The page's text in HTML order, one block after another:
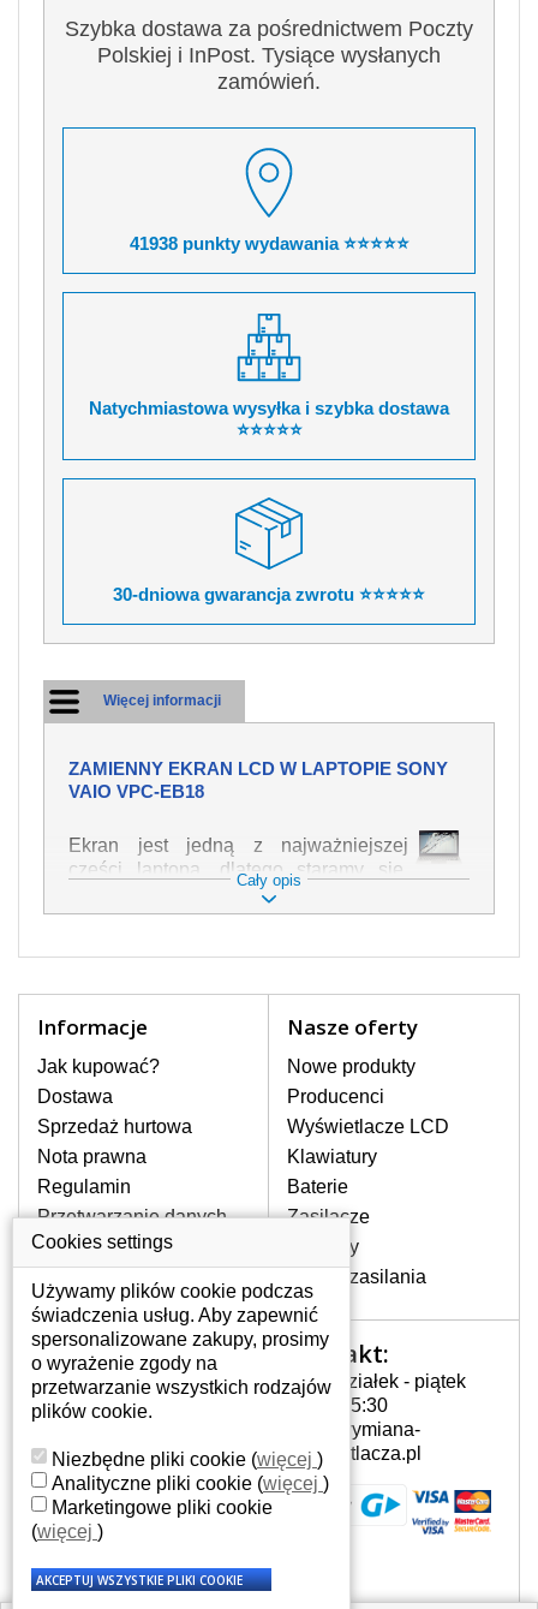
Szybka dostawa za pośrednictwem Poczty
Polskiej i InPost. Tysiące wysłanych
zamówień.
41938 punkty wydawania ⭐⭐⭐⭐⭐
Natychmiastowa wysyłka i szybka dostawa
⭐⭐⭐⭐⭐
30-dniowa gwarancja zwrotu ⭐⭐⭐⭐⭐
Więcej informacji
ZAMIENNY EKRAN LCD W LAPTOPIE SONY
VAIO VPC-EB18
Ekran jest jedną z najważniejszej
części laptopa, dlatego staramy się,
żeby był jak najwyższej jakości. Służy
on do wyświetlania tekstu lub obrazu w
z nim z jak największą ostrożnością. Do
zaliczyć uszkodzenia mechaniczne np.
rozbity lub pęknięty ekran, następnie
pojawiające się pionowe pasy, ciemny
ekran, migotanie lub nierównomierną
jasność ekranu.
NAJWYZSZEJ JAKOŚCI!
W naszym magazynie przez
cały okres gwarancji posiadamy
wyłącznie wysokiej jakości
oryginalne matryce klasy A+ bez
wadliwych pikseli.
JAK WYBRAĆ ODPOWIEDNI EKRAN
DO LAPTOPA SONY VAIO VPC-EB18?
Odpowiedni ekran można dobrać do
konkretnego modelu laptopa, którego
oznaczenie można znaleźć na naklejce
na spodzie laptopa lub pod baterią, bywa
również umieszczone na ramkach lub
pęknięty ekran został zdemontowany, w
Cały opis
Informacje
Jak kupować?
Dostawa
Sprzedaż hurtowa
Nota prawna
Regulamin
Przetwarzanie danych
osobowych
Gdzie nas znajdziesz
Nasze oferty
Nowe produkty
Producenci
Wyświetlacze LCD
Klawiatury
Baterie
Zasilacze
Zawiasy
Złącza zasilania
Twoje konto
Twoje konto
Dane osobowe
Adresy
Historia zamówień
Kontakt:
Poniedziałek - piątek
7:00 - 15:30
info@wymiana-
wyswietlacza.pl
Cookies settings
Używamy plików cookie podczas
świadczenia usług. Aby zapewnić
spersonalizowane zakupy, prosimy
o wyrażenie zgody na
przetwarzanie wszystkich rodzajów
plików cookie.
Niezbędne pliki cookie (więcej )
Analityczne pliki cookie (więcej )
Marketingowe pliki cookie
(więcej )